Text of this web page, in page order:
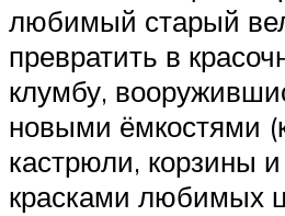
любимый старый
превратить в
клумбу,
новыми ёмкостями
кастрюли, корзины
красками любимых